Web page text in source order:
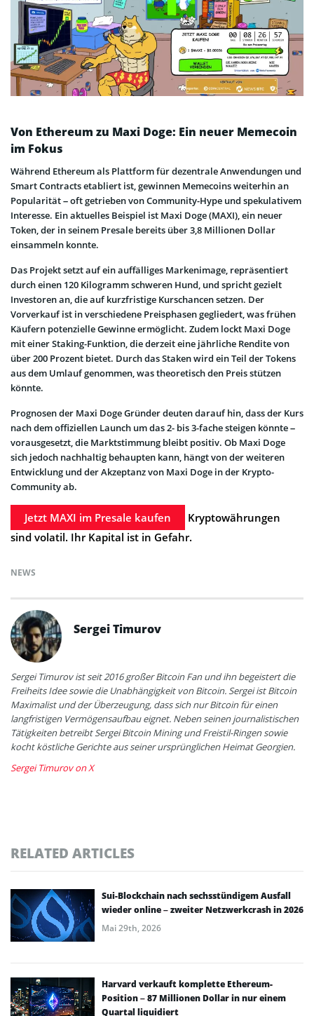
Von Ethereum zu Maxi Doge: Ein neuer Memecoin
im Fokus
Während Ethereum als Plattform für dezentrale Anwendungen und
Smart Contracts etabliert ist, gewinnen Memecoins weiterhin an
Popularität – oft getrieben von Community-Hype und spekulativem
Interesse. Ein aktuelles Beispiel ist Maxi Doge (MAXI), ein neuer
Token, der in seinem Presale bereits über 3,8 Millionen Dollar
einsammeln konnte.
Das Projekt setzt auf ein auffälliges Markenimage, repräsentiert
durch einen 120 Kilogramm schweren Hund, und spricht gezielt
Investoren an, die auf kurzfristige Kurschancen setzen. Der
Vorverkauf ist in verschiedene Preisphasen gegliedert, was frühen
Käufern potenzielle Gewinne ermöglicht. Zudem lockt Maxi Doge
mit einer Staking-Funktion, die derzeit eine jährliche Rendite von
über 200 Prozent bietet. Durch das Staken wird ein Teil der Tokens
aus dem Umlauf genommen, was theoretisch den Preis stützen
könnte.
Prognosen der Maxi Doge Gründer deuten darauf hin, dass der Kurs
nach dem offiziellen Launch um das 2- bis 3-fache steigen könnte –
vorausgesetzt, die Marktstimmung bleibt positiv. Ob Maxi Doge
sich jedoch nachhaltig behaupten kann, hängt von der weiteren
Entwicklung und der Akzeptanz von Maxi Doge in der Krypto-
Community ab.
Jetzt MAXI im Presale kaufen
Kryptowährungen
sind volatil. Ihr Kapital ist in Gefahr.
NEWS
Sergei Timurov
Sergei Timurov ist seit 2016 großer Bitcoin Fan und ihn begeistert die
Freiheits Idee sowie die Unabhängigkeit von Bitcoin. Sergei ist Bitcoin
Maximalist und der Überzeugung, dass sich nur Bitcoin für einen
langfristigen Vermögensaufbau eignet. Neben seinen journalistischen
Tätigkeiten betreibt Sergei Bitcoin Mining und Freistil-Ringen sowie
kocht köstliche Gerichte aus seiner ursprünglichen Heimat Georgien.
Sergei Timurov on X
RELATED ARTICLES
Sui-Blockchain nach sechsstündigem Ausfall
wieder online – zweiter Netzwerkcrash in 2026
Mai 29th, 2026
Harvard verkauft komplette Ethereum-
Position – 87 Millionen Dollar in nur einem
Quartal liquidiert